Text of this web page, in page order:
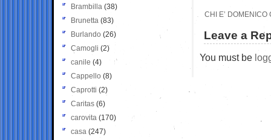
CHI E’
Leave a
You must be
Brambilla (38)
Brunetta (83)
Burlando (26)
Camogli (2)
canile (4)
Cappello (8)
Caprotti (2)
Caritas (6)
carovita (170)
casa (247)